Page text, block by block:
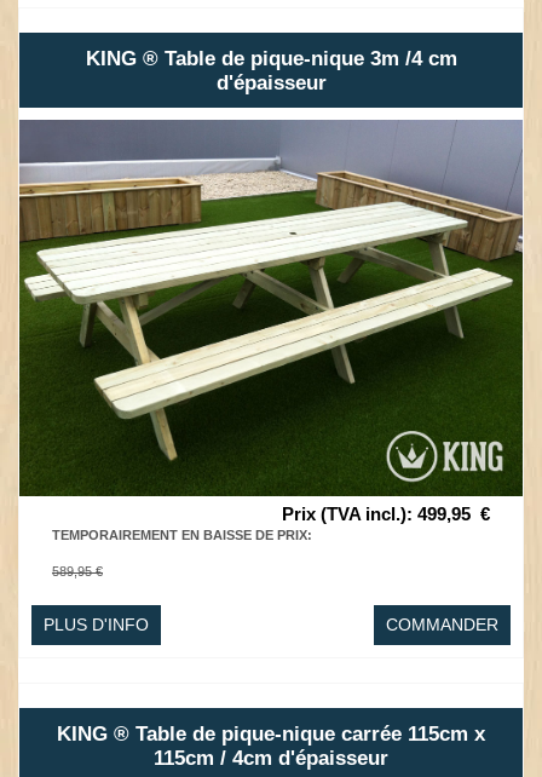
KING ® Table de pique-nique 3m /4 cm
d'épaisseur
Prix (TVA incl.): 499,95 €
TEMPORAIREMENT EN BAISSE DE PRIX:
589,95 €
PLUS D'INFO COMMANDER
KING ® Table de pique-nique carrée 115cm x
115cm / 4cm d'épaisseur